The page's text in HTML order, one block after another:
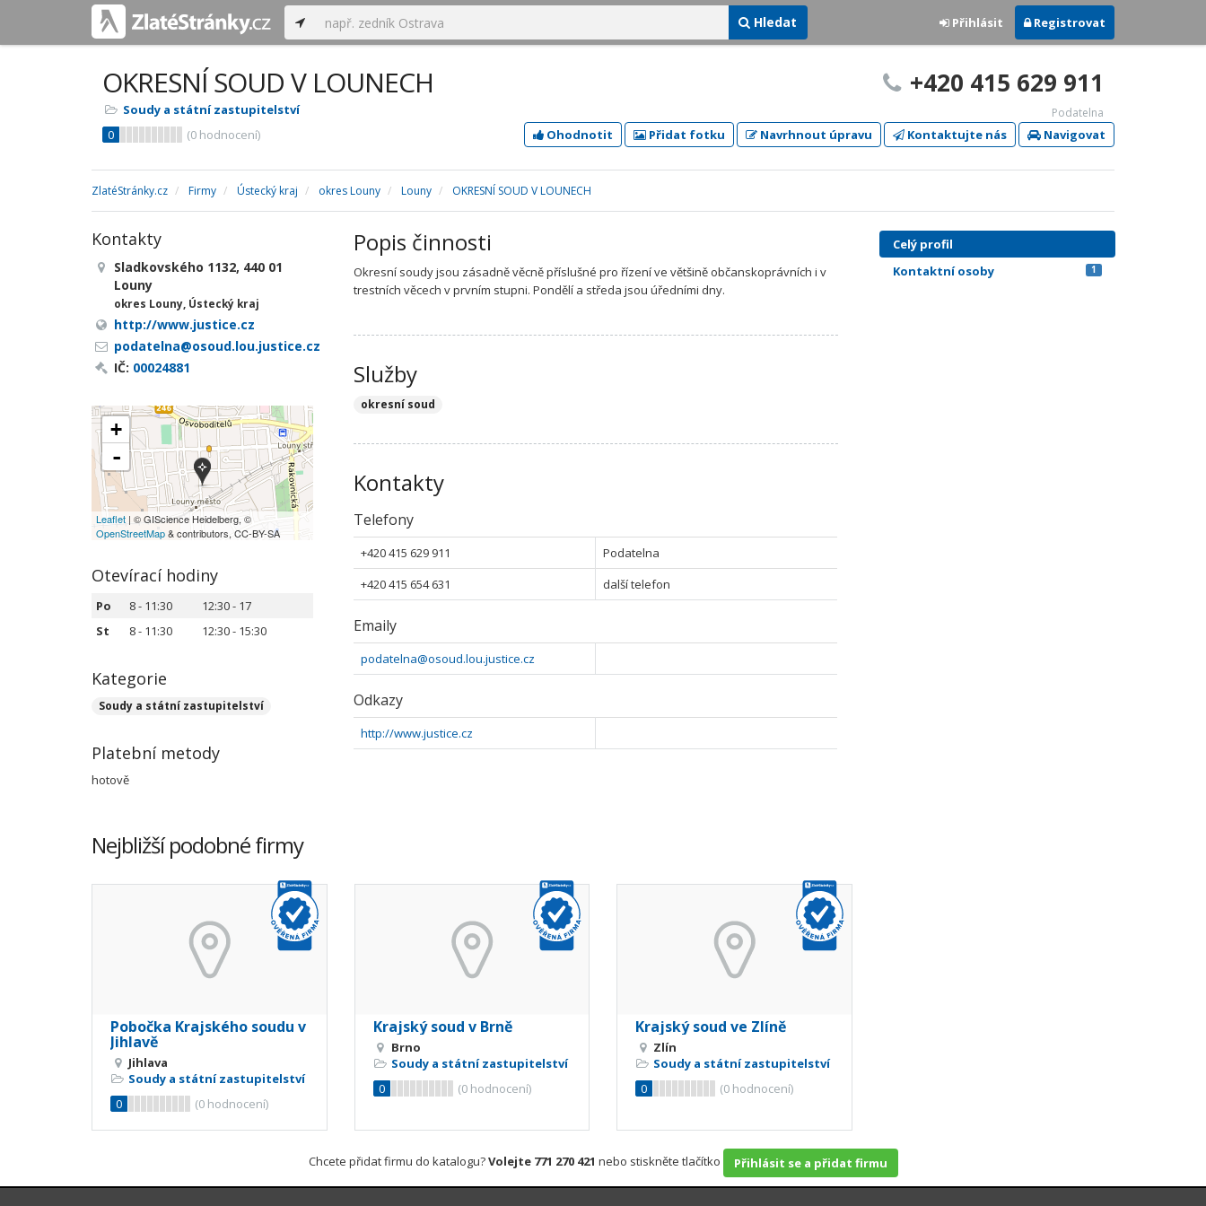
Hledat Přihlásit Registrovat
OKRESNÍ SOUD V LOUNECH
Soudy a státní zastupitelství
0
(0 hodnocení)
+420 415 629 911
Podatelna
Ohodnotit Přidat fotku Navrhnout úpravu Kontaktujte nás Navigovat
ZlatéStránky.cz Firmy Ústecký kraj okres Louny Louny OKRESNÍ SOUD V LOUNECH
Popis činnosti
Okresní soudy jsou zásadně věcně příslušné pro řízení ve většině občanskoprávních i v
trestních věcech v prvním stupni. Pondělí a středa jsou úředními dny.
Služby
okresní soud
Kontakty
Telefony
+420 415 629 911
Podatelna
+420 415 654 631
další telefon
Emaily
podatelna@osoud.lou.justice.cz
Odkazy
http://www.justice.cz
Kontakty
Sladkovského 1132, 440 01
Louny
okres Louny, Ústecký kraj
http://www.justice.cz
podatelna@osoud.lou.justice.cz
IČ: 00024881
+
-
Leaflet | © GIScience Heidelberg, ©
OpenStreetMap& contributors, CC-BY-SA
Otevírací hodiny
Po 8 - 11:30
12:30 - 17
St
8 - 11:30 12:30 - 15:30
Kategorie
Soudy a státní zastupitelství
Platební metody
hotově
Celý profil
Kontaktní osoby
1
Nejbližší podobné firmy
Pobočka Krajského soudu v
Jihlavě
Jihlava
Soudy a státní zastupitelství
0
(0 hodnocení)
Krajský soud v Brně
Brno
Soudy a státní zastupitelství
0
(0hodnocení)
Krajský soud ve Zlíně
Zlín
Soudy a státní zastupitelství
0
(0 hodnocení)
Chcete přidat firmu do katalogu?Volejte 771 270 421 nebo stiskněte tlačítko Přihlásit se a přidat firmu